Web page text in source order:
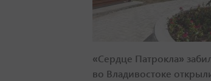
«Сердце Патрокла»
во Владивостоке